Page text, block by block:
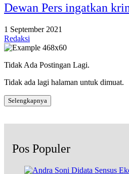
Dewan Pers ingatkan
1 September 2021
Redaksi
Tidak Ada Postingan Lagi.
Tidak ada lagi halaman untuk dimuat.
Selengkapnya
Pos Populer